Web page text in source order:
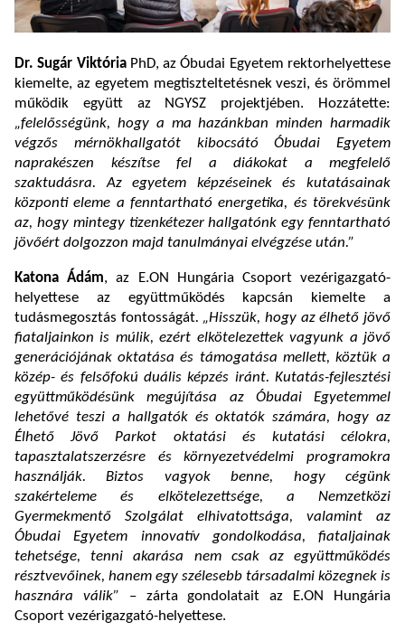
Dr. Sugár ViktóriaPhD, az Óbudai Egyetem rektorhelyettese
kiemelte, az egyetem megtiszteltetésnek veszi, és örömmel
működik együtt az NGYSZ projektjében. Hozzátette:
„felelősségünk, hogy a ma hazánkban minden harmadik
végzős mérnökhallgatót kibocsátó Óbudai Egyetem
naprakészen készítse fel a diákokat a megfelelő
szaktudásra. Az egyetem képzéseinek és kutatásainak
központi eleme a fenntartható energetika, és törekvésünk
az, hogy mintegy tizenkétezer hallgatónk egy fenntartható
jövőért dolgozzon majd tanulmányai elvégzése után.”
Katona Ádám, az E.ON Hungária Csoport vezérigazgató-
helyettese az együttműködés kapcsán kiemelte a
tudásmegosztás fontosságát. „Hisszük, hogy az élhető jövő
fiataljainkon is múlik, ezért elkötelezettek vagyunk a jövő
generációjának oktatása és támogatása mellett, köztük a
közép- és felsőfokú duális képzés iránt. Kutatás-fejlesztési
együttműködésünk megújítása az Óbudai Egyetemmel
lehetővé teszi a hallgatók és oktatók számára, hogy az
Élhető Jövő Parkot oktatási és kutatási célokra,
tapasztalatszerzésre és környezetvédelmi programokra
használják. Biztos vagyok benne, hogy cégünk
szakérteleme és elkötelezettsége, a Nemzetközi
Gyermekmentő Szolgálat elhivatottsága, valamint az
Óbudai Egyetem innovatív gondolkodása, fiataljainak
tehetsége, tenni akarása nem csak az együttműködés
résztvevőinek, hanem egy szélesebb társadalmi közegnek is
hasznára válik” – zárta gondolatait az E.ON Hungária
Csoport vezérigazgató-helyettese.